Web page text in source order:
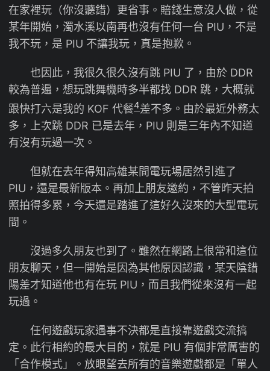
在家裡玩（你沒聽錯）更省事。賠錢生意沒人做，從
某年開始，濁水溪以南再也沒有任何一台 PIU，不是
我不玩，是 PIU 不讓我玩，真是抱歉。
也因此，我很久很久沒有跳 PIU 了，由於 DDR
較為普遍，想玩跳舞機時多半都找 DDR 跳，大概就
跟快打六是我的 KOF 代餐4差不多。由於最近外務太
多，上次跳 DDR 已是去年，PIU 則是三年內不知道
有沒有玩過一次。
但就在去年得知高雄某間電玩場居然引進了
PIU，還是最新版本。再加上朋友邀約，不管昨天拍
照拍得多累，今天還是踏進了這好久沒來的大型電玩
間。
沒過多久朋友也到了。雖然在網路上很常和這位
朋友聊天，但一開始是因為其他原因認識，某天陰錯
陽差才知道他也有在玩 PIU，而且我們從來沒有一起
玩過。
任何遊戲玩家遇事不決都是直接靠遊戲交流搞
定。此行相約的最大目的，就是 PIU 有個非常厲害的
「合作模式」。放眼望去所有的音樂遊戲都是「單人